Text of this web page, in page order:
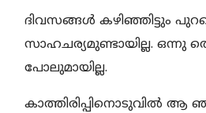
ദിവസങ്ങൾ കഴിഞ്ഞിട്ടും
സാഹചര്യമുണ്ടായില്ല. ഒന്നു
പോലുമായില്ല.
കാത്തിരിപ്പിനൊടുവിൽ ആ